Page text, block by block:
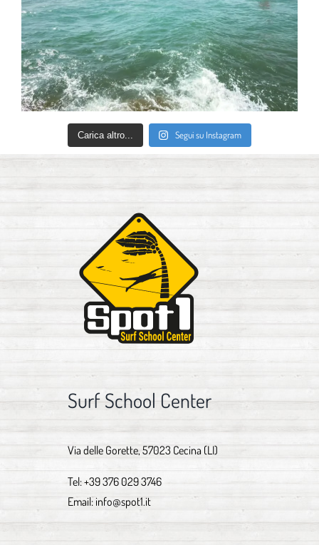
Carica altro... Segui su Instagram
Surf School Center
Via delle Gorette, 57023 Cecina (LI)
Tel:+39 376 029 3746
Email: info@spot1.it